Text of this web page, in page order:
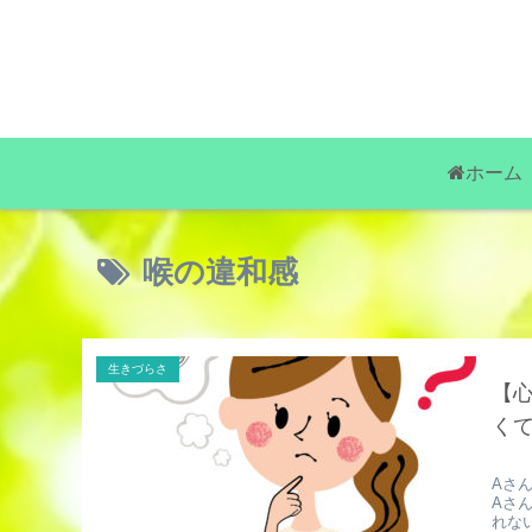
ホーム
喉の違和感
生きづらさ
【
く
Aさ
Aさ
れな